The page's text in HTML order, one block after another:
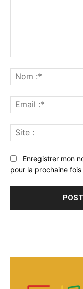
Enregistrer mon
pour la prochaine